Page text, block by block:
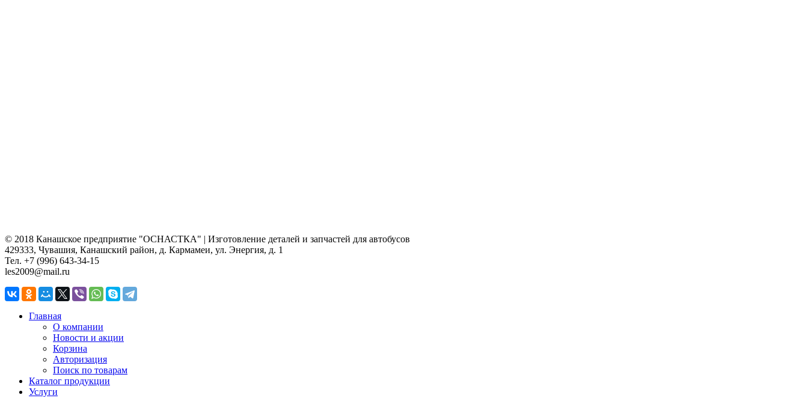
© 2018 Канашское предприятие "ОСНАСТКА" | Изготовление деталей и запчастей для автобусов
429333, Чувашия, Канашский район, д. Кармамеи, ул. Энергия, д. 1
Тел. +7 (996) 643-34-15
les2009@mail.ru
Главная
О компании
Новости и акции
Корзина
Авторизация
Поиск по товарам
Каталог продукции
Услуги